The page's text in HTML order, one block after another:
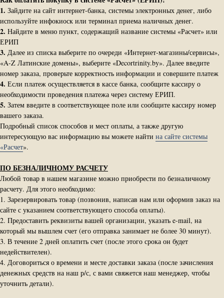
1. Зайдите на сайт интернет-банка, системы электронных денег, либо
используйте инфокиоск или терминал приема наличных денег.
2. Найдите в меню пункт, содержащий название системы «Расчет» или
ЕРИП
3. Далее из списка выберите по очереди «Интернет-магазины/сервисы»,
«A-Z Латинские домены», выберите «Decortrinity.by». Далее введите
номер заказа, проверьте корректность информации и совершите платеж
4. Если платеж осуществляется в кассе банка, сообщите кассиру о
необходимости проведения платежа через систему ЕРИП.
5. Затем введите в соответствующее поле или сообщите кассиру номер
вашего заказа.
Подробный список способов и мест оплаты, а также другую
интересующую вас информацию вы можете найти на сайте системы
«Расчет».
ПО БЕЗНАЛИЧНОМУ РАСЧЕТУ
Любой товар в нашем магазине можно приобрести по безналичному
расчету. Для этого необходимо:
1. Зарезервировать товар (позвонив, написав нам или оформив заказ на
сайте с указанием соответствующего способа оплаты).
2. Предоставить реквизиты вашей организации, указать e-mail, на
который мы вышлем счет (его отправка занимает не более 30 минут).
3. В течение 2 дней оплатить счет (после этого срока он будет
недействителен).
4. Договориться о времени и месте доставки заказа (после зачисления
денежных средств на наш р/с, с вами свяжется наш менеджер, чтобы
уточнить детали).